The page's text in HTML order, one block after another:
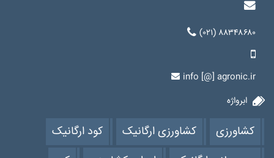
(۰۲۱) ۸۸۳۴۸۶۸۰
info [@] agronic.ir
ابرواژه
کشاورزی کشاورزی ارگانیک
کود ارگانیک